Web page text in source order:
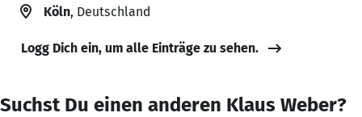
Köln, Deutschland
Logg Dich ein, um alle Einträge zu sehen.
Suchst Du einen anderen Klaus Weber?